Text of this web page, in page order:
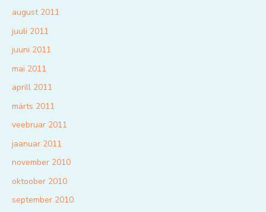
august 2011
juuli 2011
juuni 2011
mai 2011
aprill 2011
märts 2011
veebruar 2011
jaanuar 2011
november 2010
oktoober 2010
september 2010